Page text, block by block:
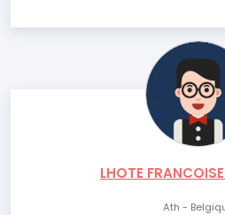
LHOTE
Ath -